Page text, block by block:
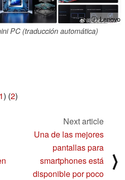
ⓘ Lenovo
PC (traducción automática)
1) (2)
Next article
Una de las mejores
pantallas para
smartphones está
disponible por poco
⟩